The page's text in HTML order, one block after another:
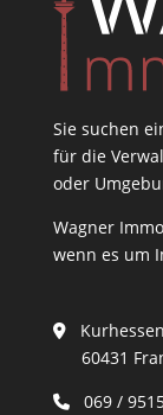
Sie suchen
für die
oder
Wagner
wenn es um
60431
069 /